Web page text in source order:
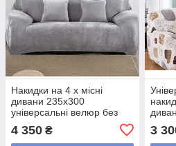
Накидки на 4 х місні
дивани 235х300
універсальні велюр без
спідниці, чохол велюровий
на диван натяжний Сірий
4 350 ₴ 3